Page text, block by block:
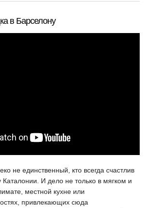
в Барселону
не единственный, кто всегда счастлив
Каталонии. И дело не только в мягком и
местной кухне или
привлекающих сюда